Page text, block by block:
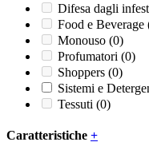
Difesa dagli
Food e Beverage
Monouso (0)
Profumatori (0)
Shoppers (0)
Sistemi e
Tessuti (0)
Caratteristiche +